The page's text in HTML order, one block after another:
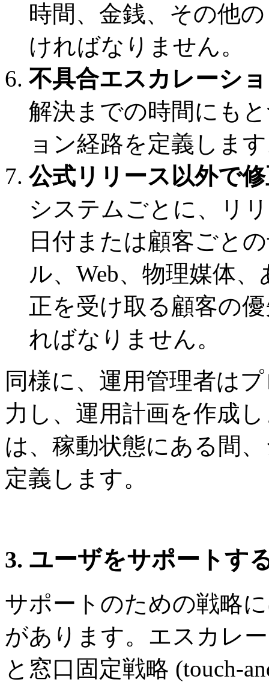
時間、金銭、その他
ければなりません。
不具合エスカレーシ
解決までの時間にも
ョン経路を定義しま
公式リリース以外で
システムごとに、リ
日付または顧客ごと
ル、Web、物理媒体
正を受け取る顧客の
ればなりません。
同様に、運用管理者は
力し、運用計画を作成
は、稼動状態にある間
定義します。
3. ユーザをサポートす
サポートのための戦略
があります。エスカレー
と窓口固定戦略 (touch-